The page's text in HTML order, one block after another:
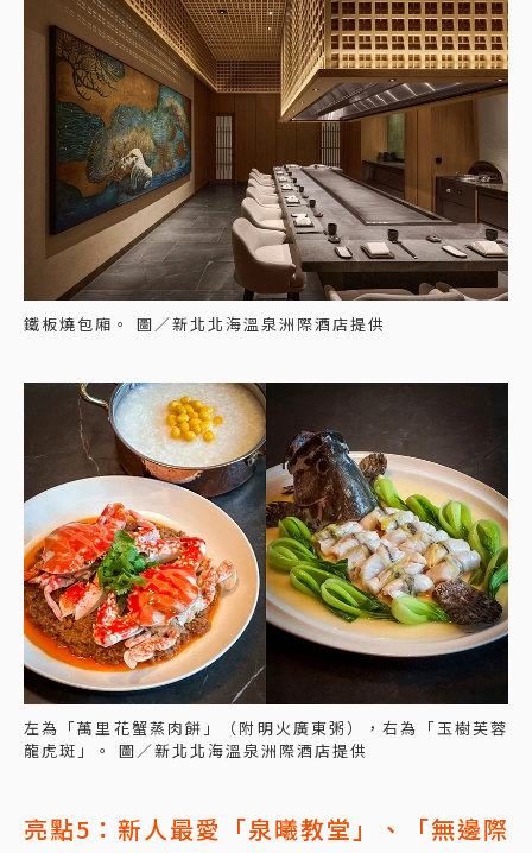
鐵板燒包廂。 圖／新北北海溫泉洲際酒店提供
左為「萬里花蟹蒸肉餅」（附明火廣東粥），右為「玉樹芙蓉
龍虎斑」。 圖／新北北海溫泉洲際酒店提供
亮點5：新人最愛「泉曦教堂」、「無邊際